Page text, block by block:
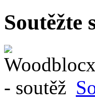
Soutěžte